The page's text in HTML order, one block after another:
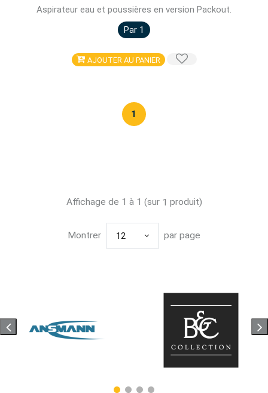
Aspirateur eau et poussières en version Packout.
Par 1
AJOUTER AU PANIER
1
Affichage de 1 à 1 (sur 1 produit)
Montrer 12 par page